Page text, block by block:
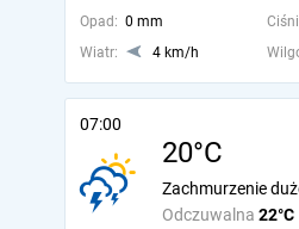
Opad: 0 mm
Wiatr:
4 km/h
07:00
20°C
Odczuwalna 22°C
Zachmurzenie